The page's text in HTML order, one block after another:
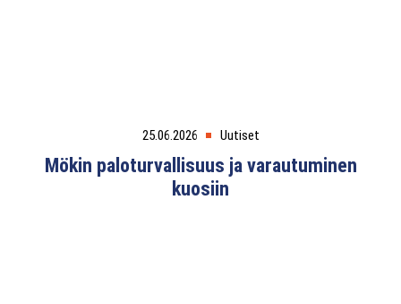
25.06.2026 Uutiset
Mökin paloturvallisuus ja varautuminen
kuosiin